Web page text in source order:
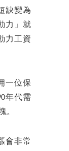
缺變為
力」就
力工資
一位保
年代需
。
會非常